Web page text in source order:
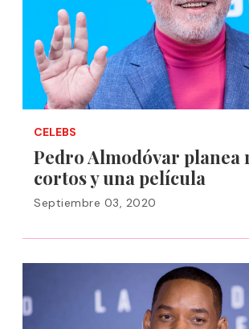
CELEBS
Pedro Almodóvar planea
cortos y una película
Septiembre 03, 2020